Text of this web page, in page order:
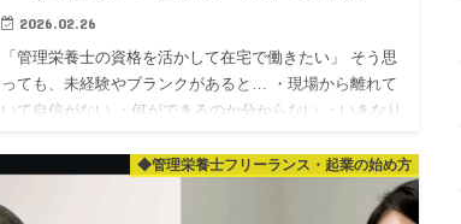
2026.02.26
「管理栄養士の資格を活かして在宅で働きたい」 そう思
っても、未経験やブランクがあると… ・現場から離れて
いて自信がない ・何ができるのか分からない ・いきなり
◆管理栄養士フリーランス・起業の始め方